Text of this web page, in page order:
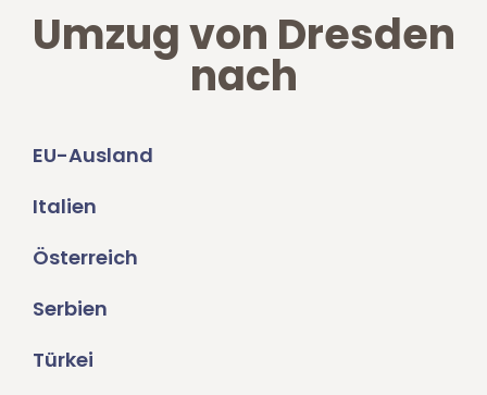
Umzug von Dresden
nach
EU-Ausland
Italien
Österreich
Serbien
Türkei